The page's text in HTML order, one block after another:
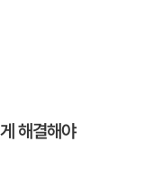
해결해야